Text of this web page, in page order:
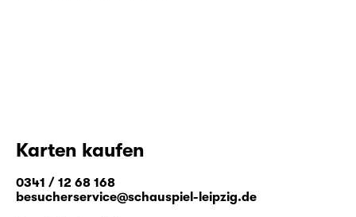
Karten kaufen
0341 / 12 68 168
besucherservice@schauspiel-leipzig.de